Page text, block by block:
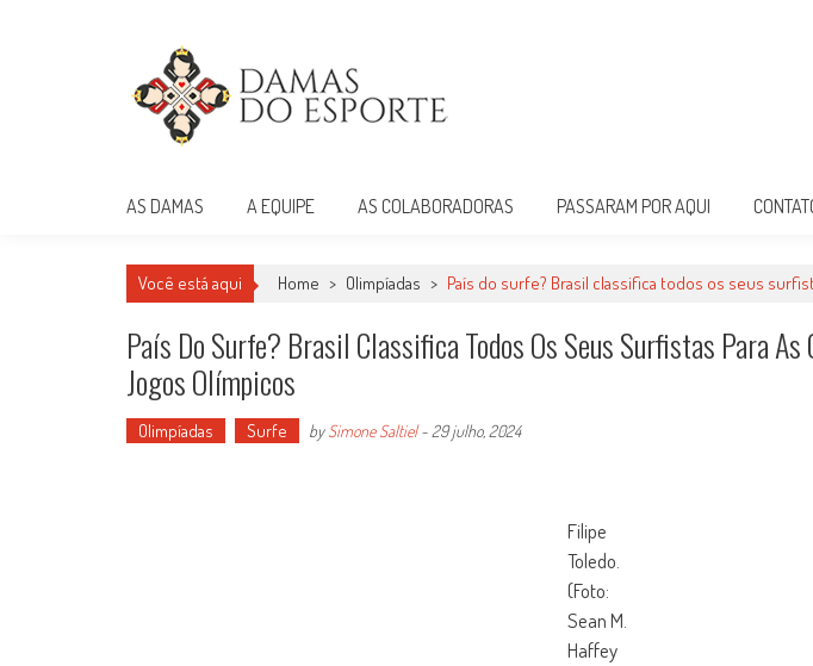
AS DAMAS A EQUIPE AS COLABORADORAS PASSARAM POR AQUI
Você está aqui Home > Olimpíadas > País do surfe? Brasil classifica todos os seus
País Do Surfe? Brasil Classifica Todos Os Seus Surfistas Para As
Jogos Olímpicos
Olimpíadas Surfe bySimone Saltiel- 29 julho, 2024
Filipe
Toledo.
(Foto:
Sean M.
Haffey